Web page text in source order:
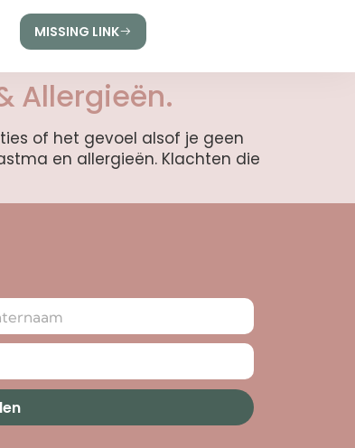
MISSING LINK
Allergieën.
of het gevoel alsof je geen
en allergieën. Klachten die